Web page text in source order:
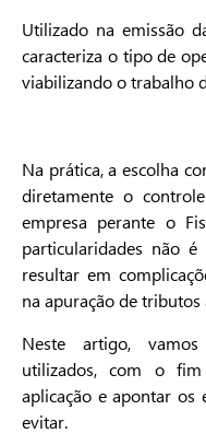
Utilizado na emissão
caracteriza o tipo de
viabilizando o trabalho
Na prática, a escolha
diretamente o
empresa perante o
particularidades não
resultar em
na apuração de tributos
Neste artigo,
utilizados, com o
aplicação e apontar os
evitar.